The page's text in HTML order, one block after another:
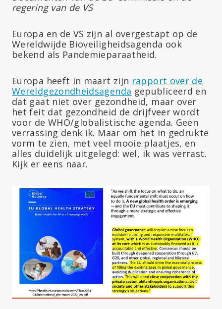
regering van de VS
Europa en de VS zijn al overgestapt op de
Wereldwijde Bioveiligheidsagenda ook
bekend als Pandemieparaatheid.
Europa heeft in maart zijn rapport over de
Wereldgezondheidsagenda gepubliceerd en
dat gaat niet over gezondheid, maar over
het feit dat gezondheid de drijfveer wordt
voor de WHO/globalistische agenda. Geen
verrassing denk ik. Maar om het in gedrukte
vorm te zien, met veel mooie plaatjes, en
alles duidelijk uitgelegd: wel, ik was verrast.
Kijk er eens naar.